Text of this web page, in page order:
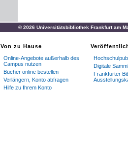
© 2026 Universitätsbibliothek Frankfurt am
Von zu Hause
Online-Angebote außerhalb des
Campus nutzen
Bücher online bestellen
Verlängern, Konto abfragen
Hilfe zu Ihrem Konto
Digitale
Frankfurter